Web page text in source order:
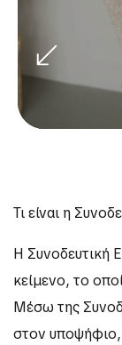
Τι είναι η
Η Συνοδευτική
κείμενο, το
Μέσω της
στον υποψήφιο,